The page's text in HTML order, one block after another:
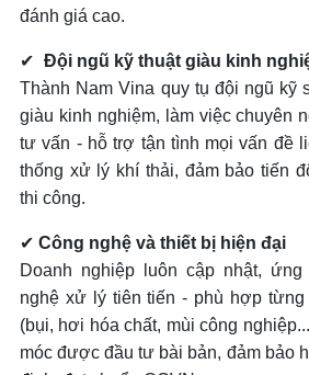
đánh giá cao.
✔ Đội ngũ kỹ thuật giàu kinh
Thành Nam Vina quy tụ đội ngũ kỹ
giàu kinh nghiệm, làm việc chuyên
tư vấn - hỗ trợ tận tình mọi vấn đề
thống xử lý khí thải, đảm bảo tiến
thi công.
✔ Công nghệ và thiết bị hiện đại
Doanh nghiệp luôn cập nhật,
nghệ xử lý tiên tiến - phù hợp từng
(bụi, hơi hóa chất, mùi công
móc được đầu tư bài bản, đảm bảo